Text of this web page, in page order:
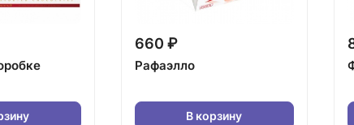
660 ₽
Рафаэлло
В корзину